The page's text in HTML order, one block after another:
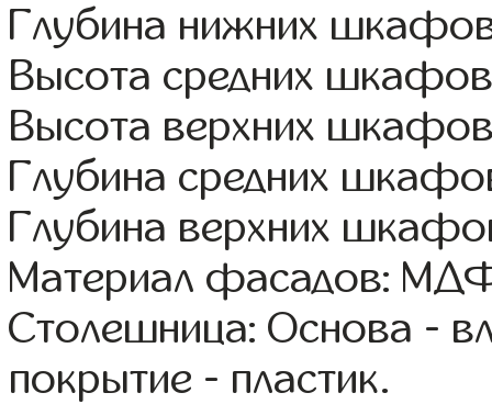
Глубина нижних
Высота средних
Высота верхних
Глубина средних
Глубина верхних
Материал фасадов:
Столешница: Основа -
покрытие - пластик.